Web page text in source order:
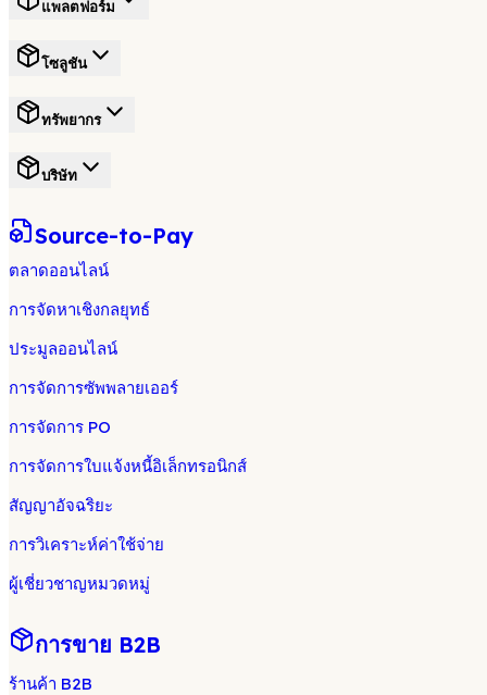
แพลตฟอร์ม
โซลูชัน
ทรัพยากร
บริษัท
Source-to-Pay
ตลาดออนไลน์
การจัดหาเชิงกลยุทธ์
ประมูลออนไลน์
การจัดการซัพพลายเออร์
การจัดการ PO
การจัดการใบแจ้งหนี้อิเล็กทรอนิกส์
สัญญาอัจฉริยะ
การวิเคราะห์ค่าใช้จ่าย
ผู้เชี่ยวชาญหมวดหมู่
การขาย B2B
ร้านค้า B2B